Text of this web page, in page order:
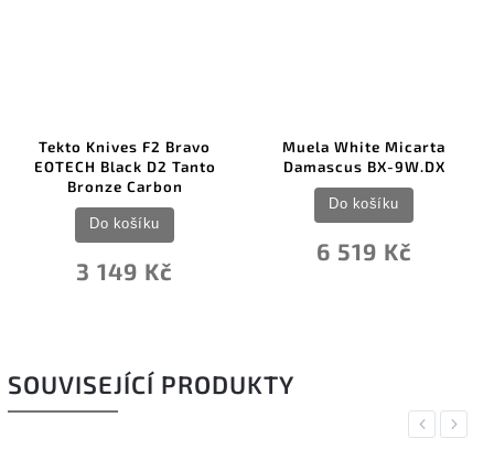
Tekto Knives F2 Bravo
EOTECH Black D2 Tanto
Bronze Carbon
3 149 Kč
Do košíku
Muela White Micarta
Damascus BX-9W.DX
6 519 Kč
Do košíku
SOUVISEJÍCÍ PRODUKTY
Previous
Next